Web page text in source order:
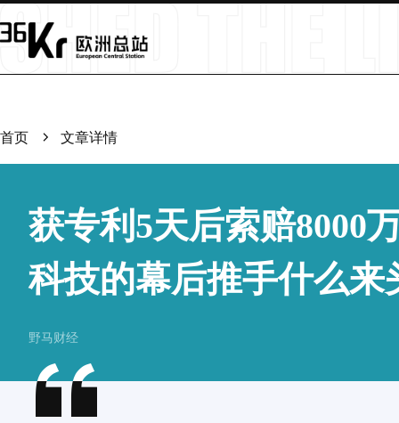
首页 文章详情
获专利5天后索赔8000
科技的幕后推手什么来
野马财经